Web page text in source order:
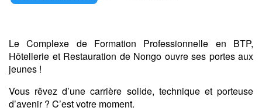
Le Complexe de Formation Professionnelle en BTP,
Hôtellerie et Restauration de Nongo ouvre ses portes aux
jeunes !
Vous rêvez d’une carrière solide, technique et porteuse
d’avenir ? C’est votre moment.